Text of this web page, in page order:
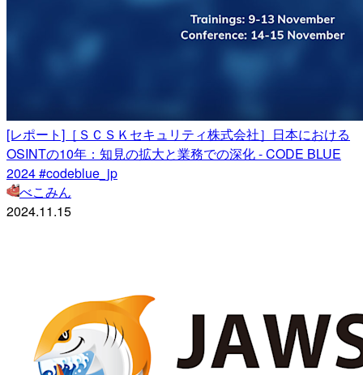
[レポート]［ＳＣＳＫセキュリティ株式会社］日本における
OSINTの10年：知見の拡大と業務での深化 - CODE BLUE
2024 #codeblue_jp
べこみん
2024.11.15